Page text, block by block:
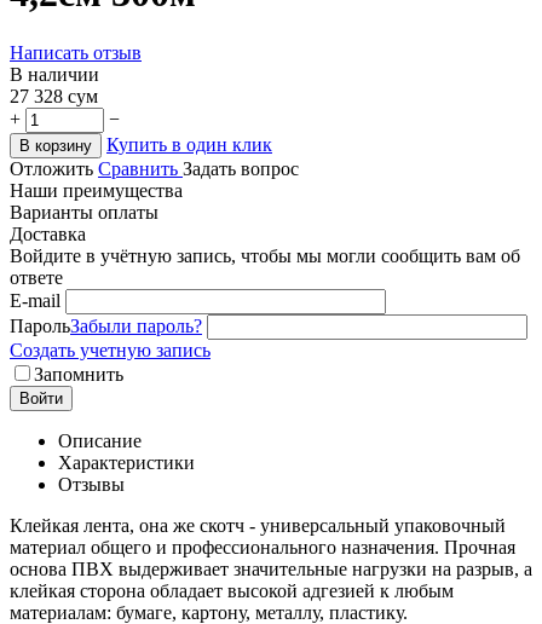
Написать отзыв
В наличии
27 328 сум
+
−
В корзину
Купить в один клик
Отложить Сравнить Задать вопрос
Наши преимущества
Варианты оплаты
Доставка
Войдите в учётную запись, чтобы мы могли сообщить вам об
ответе
E-mail
ПарольЗабыли пароль?
Создать учетную запись
Запомнить
Войти
Описание
Характеристики
Отзывы
Клейкая лента, она же скотч - универсальный упаковочный
материал общего и профессионального назначения. Прочная
основа ПВХ выдерживает значительные нагрузки на разрыв, а
клейкая сторона обладает высокой адгезией к любым
материалам: бумаге, картону, металлу, пластику.